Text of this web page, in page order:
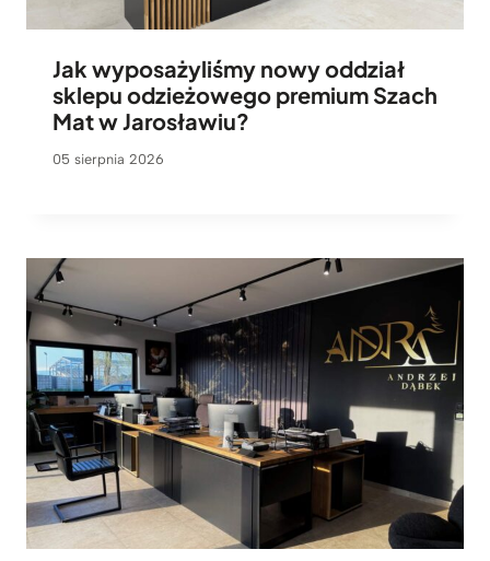
Jak wyposażyliśmy nowy oddział
sklepu odzieżowego premium Szach
Mat w Jarosławiu?
05 sierpnia 2026